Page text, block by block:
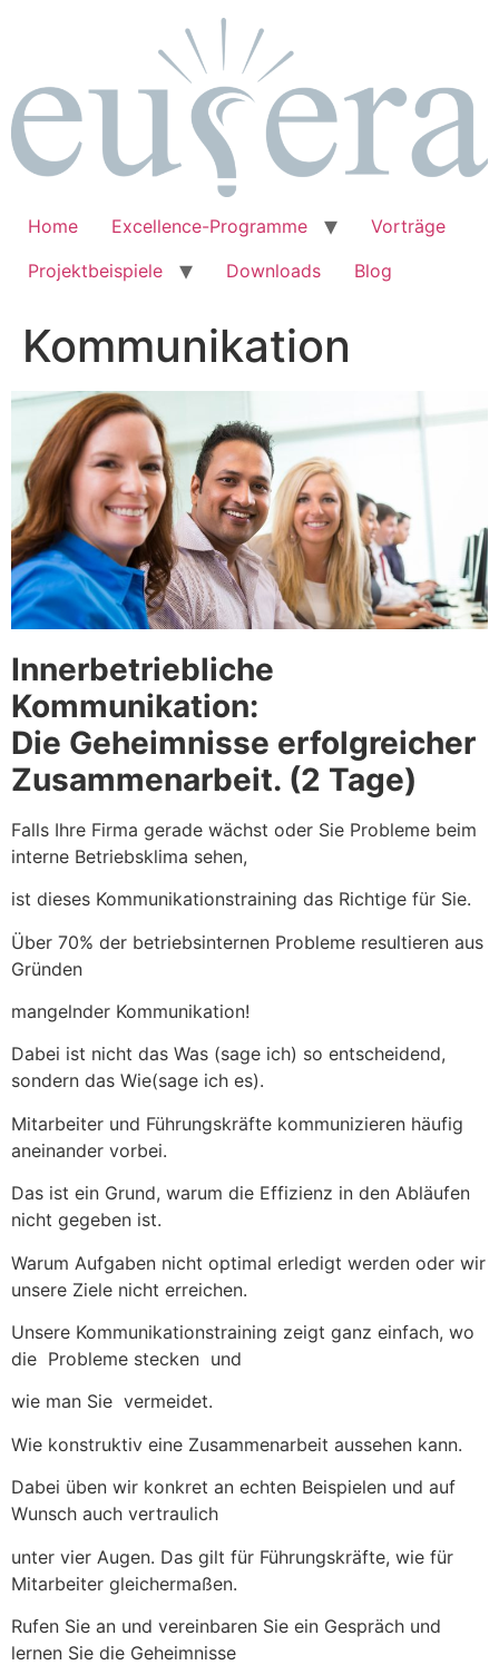
Home Excellence-Programme
Vorträge
Projektbeispiele
Downloads Blog
Kommunikation
Innerbetriebliche
Kommunikation:
Die Geheimnisse erfolgreicher
Zusammenarbeit. (2 Tage)
Falls Ihre Firma gerade wächst oder Sie Probleme beim
interne Betriebsklima sehen,
ist dieses Kommunikationstraining das Richtige für Sie.
Über 70% der betriebsinternen Probleme resultieren aus
Gründen
mangelnder Kommunikation!
Dabei ist nicht das Was (sage ich) so entscheidend,
sondern das Wie(sage ich es).
Mitarbeiter und Führungskräfte kommunizieren häufig
aneinander vorbei.
Das ist ein Grund, warum die Effizienz in den Abläufen
nicht gegeben ist.
Warum Aufgaben nicht optimal erledigt werden oder wir
unsere Ziele nicht erreichen.
Unsere Kommunikationstraining zeigt ganz einfach, wo
die Probleme stecken und
wie man Sie vermeidet.
Wie konstruktiv eine Zusammenarbeit aussehen kann.
Dabei üben wir konkret an echten Beispielen und auf
Wunsch auch vertraulich
unter vier Augen. Das gilt für Führungskräfte, wie für
Mitarbeiter gleichermaßen.
Rufen Sie an und vereinbaren Sie ein Gespräch und
lernen Sie die Geheimnisse